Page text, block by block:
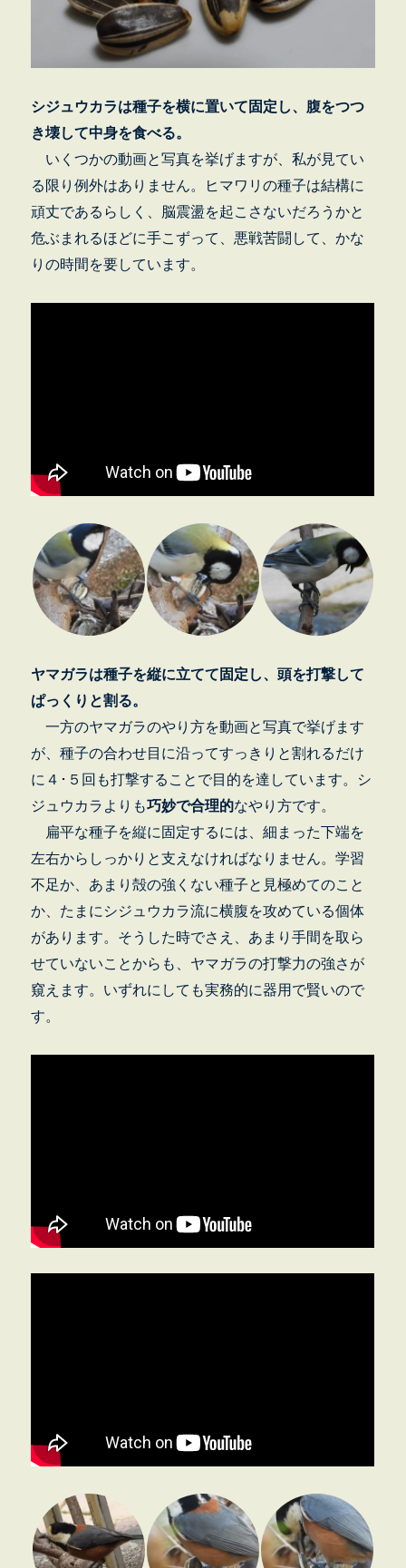
シジュウカラは種子を横に置いて固定し、腹をつつ
き壊して中身を食べる。
いくつかの動画と写真を挙げますが、私が見てい
る限り例外はありません。ヒマワリの種子は結構に
頑丈であるらしく、脳震盪を起こさないだろうかと
危ぶまれるほどに手こずって、悪戦苦闘して、かな
りの時間を要しています。
ヤマガラは種子を縦に立てて固定し、頭を打撃して
ぱっくりと割る。
一方のヤマガラのやり方を動画と写真で挙げます
が、種子の合わせ目に沿ってすっきりと割れるだけ
に４･５回も打撃することで目的を達しています。シ
ジュウカラよりも巧妙で合理的なやり方です。
扁平な種子を縦に固定するには、細まった下端を
左右からしっかりと支えなければなりません。学習
不足か、あまり殻の強くない種子と見極めてのこと
か、たまにシジュウカラ流に横腹を攻めている個体
があります。そうした時でさえ、あまり手間を取ら
せていないことからも、ヤマガラの打撃力の強さが
窺えます。いずれにしても実務的に器用で賢いので
す。